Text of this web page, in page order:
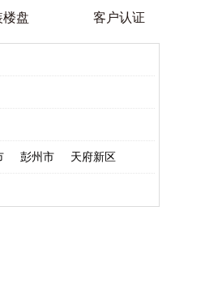
楼盘 客户认证
彭州市 天府新区